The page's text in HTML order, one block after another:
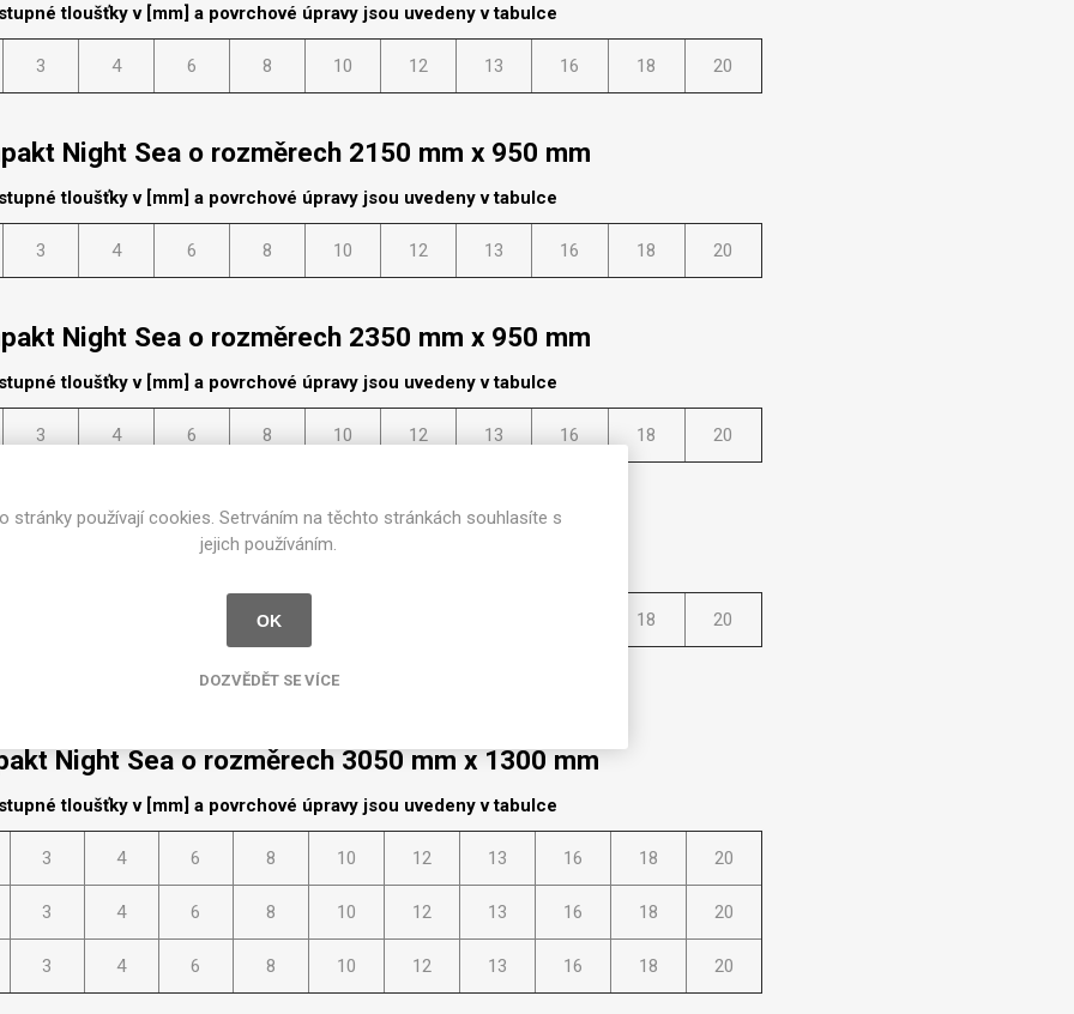
Lamináty s
ekologickou
pryskyřicí
recyklovanou
kůží
imi-beton
Rezign by
Planq
Valchromat
Arpa Fenix
Viroc
Pollmeier
BauBuche
tloušťky v [mm] a povrchové úpravy jsou uvedeny v tabulce
3 4 6 8 10 12 13 16 18 20
Night Sea o rozměrech 2150 mm x 950 mm
tloušťky v [mm] a povrchové úpravy jsou uvedeny v tabulce
3 4 6 8 10 12 13 16 18 20
Night Sea o rozměrech 2350 mm x 950 mm
tloušťky v [mm] a povrchové úpravy jsou uvedeny v tabulce
3 4 6 8 10 12 13 16 18 20
Night Sea o rozměrech 2350 mm x 1300 mm
8 18 20
Night Sea o rozměrech 3050 mm x 1300 mm
tloušťky v [mm] a povrchové úpravy jsou uvedeny v tabulce
3 4 6 8 10 12 13 16 18
20
3 4 6 8 10 12 13 16 18
20
3 4 6 8 10 12 13 16 18 20
stránky používají cookies. Setrváním na těchto stránkách souhlasíte s
jejich používáním.
OK
DOZVĚDĚT SE VÍCE